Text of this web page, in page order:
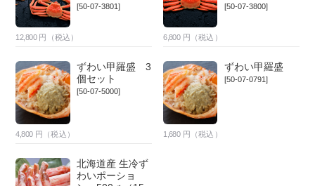
[50-07-3801]
12,800 円（税込）
[50-07-3800]
6,800 円（税込）
ずわい甲羅盛 3
個セット
[50-07-5000]
4,800 円（税込）
ずわい甲羅盛
[50-07-0791]
1,680 円（税込）
北海道産 生冷ず
わいポーショ